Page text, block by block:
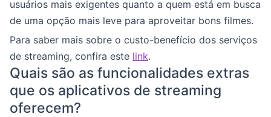
usuários mais exigentes quanto a quem está em busca
de uma opção mais leve para aproveitar bons filmes.
Para saber mais sobre o custo-benefício dos serviços
de streaming, confira este link.
Quais são as funcionalidades extras
que os aplicativos de streaming
oferecem?